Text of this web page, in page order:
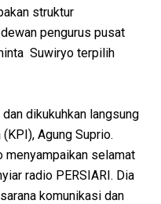
struktur
pengurus pusat
Suwiryo terpilih
dikukuhkan langsung
Agung Suprio.
menyampaikan selamat
radio PERSIARI. Dia
komunikasi dan